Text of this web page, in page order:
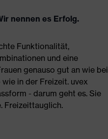
nennen es Erfolg.
Funktionalität,
und eine
genauso gut an wie bei
in der Freizeit. uvex
- darum geht es. Sie
Freizeittauglich.